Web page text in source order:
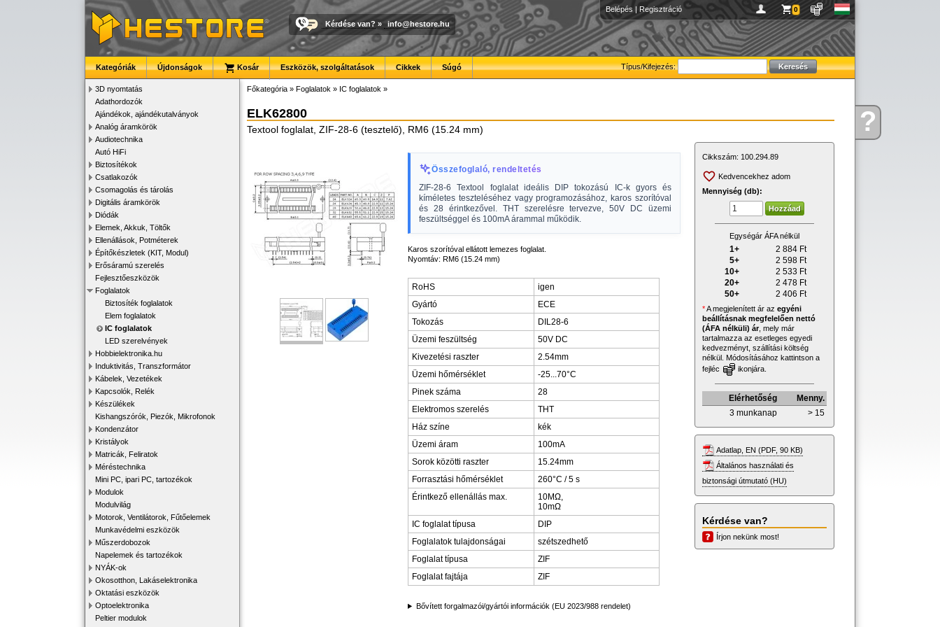
Kérdése?
Belépés | Regisztráció 0
Kérdése van? » info@hestore.hu
Típus/Kifejezés:
Kategóriák Újdonságok Kosár Eszközök, szolgáltatások Cikkek Súgó
3D nyomtatás
Adathordozók
Ajándékok, ajándékutalványok
Analóg áramkörök
Audiotechnika
Autó HiFi
Biztosítékok
Csatlakozók
Csomagolás és tárolás
Digitális áramkörök
Diódák
Elemek, Akkuk, Töltők
Ellenállások, Potméterek
Építőkészletek (KIT, Modul)
Erősáramú szerelés
Fejlesztőeszközök
Foglalatok
Biztosíték foglalatok
Elem foglalatok
IC foglalatok
LED szerelvények
Hobbielektronika.hu
Induktivitás, Transzformátor
Kábelek, Vezetékek
Kapcsolók, Relék
Készülékek
Kishangszórók, Piezók, Mikrofonok
Kondenzátor
Kristályok
Matricák, Feliratok
Méréstechnika
Mini PC, ipari PC, tartozékok
Modulok
Modulvilág
Motorok, Ventilátorok, Fűtőelemek
Munkavédelmi eszközök
Műszerdobozok
Napelemek és tartozékok
NYÁK-ok
Okosotthon, Lakáselektronika
Oktatási eszközök
Optoelektronika
Peltier modulok
Főkategória » Foglalatok » IC foglalatok »
ELK62800
Textool foglalat, ZIF-28-6 (tesztelő), RM6 (15.24 mm)
Összefoglaló, rendeltetés
ZIF-28-6 Textool foglalat ideális DIP tokozású IC-k gyors és
kíméletes teszteléséhez vagy programozásához, karos szorítóval
és 28 érintkezővel. THT szerelésre tervezve, 50V DC üzemi
feszültséggel és 100mA árammal működik.
Karos szorítóval ellátott lemezes foglalat.
Nyomtáv: RM6 (15.24 mm)
RoHS
igen
Gyártó
ECE
Tokozás
DIL28-6
Üzemi feszültség
50V DC
Kivezetési raszter
2.54mm
Üzemi hőmérséklet
-25...70°C
Pinek száma
28
Elektromos szerelés
THT
Ház színe
kék
Üzemi áram
100mA
Sorok közötti raszter
15.24mm
Forrasztási hőmérséklet
260°C / 5 s
Érintkező ellenállás max.
10MΩ,
10mΩ
IC foglalat típusa
DIP
Foglalatok tulajdonságai
szétszedhető
Foglalat típusa
ZIF
Foglalat fajtája
ZIF
Bővített forgalmazói/gyártói információk (EU 2023/988 rendelet)
Cikkszám: 100.294.89
Kedvencekhez adom
Mennyiség (db):
Egységár ÁFA nélkül
1+ 2 884 Ft
5+
2 598 Ft
10+
2 533 Ft
20+
2 478 Ft
50+
2 406 Ft
*A megjelenített ár az egyéni
beállításnak megfelelően nettó
(ÁFA nélküli) ár, mely már
tartalmazza az esetleges egyedi
kedvezményt, szállítási költség
nélkül. Módosításához kattintson a
fejléc
ikonjára.
Elérhetőség
Menny.
3 munkanap
> 15
Adatlap, EN (PDF, 90 KB)
Általános használati és
biztonsági útmutató (HU)
Kérdése van?
Írjon nekünk most!